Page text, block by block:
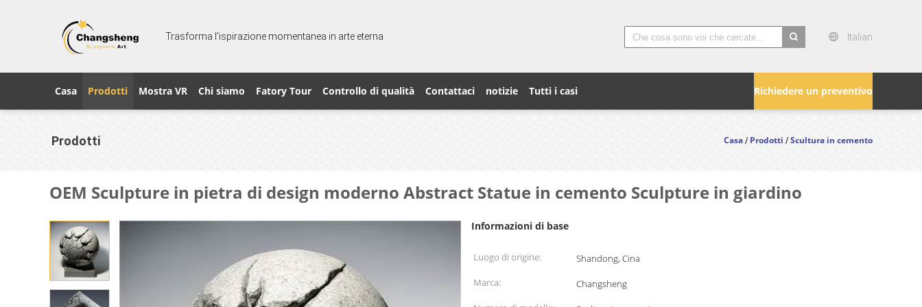
Trasforma l'ispirazione momentanea in arte eterna Italian
Richiedere un preventivo
Casa Prodotti Mostra VR Chi siamo Fatory Tour Controllo di qualità Contattaci notizie Tutti i casi
Prodotti Casa /Prodotti/Scultura in cemento
OEM Sculpture in pietra di design moderno Abstract Statue in cemento Sculpture in giardino
Informazioni di base
Luogo di origine:
Shandong, Cina
Marca:
Changsheng